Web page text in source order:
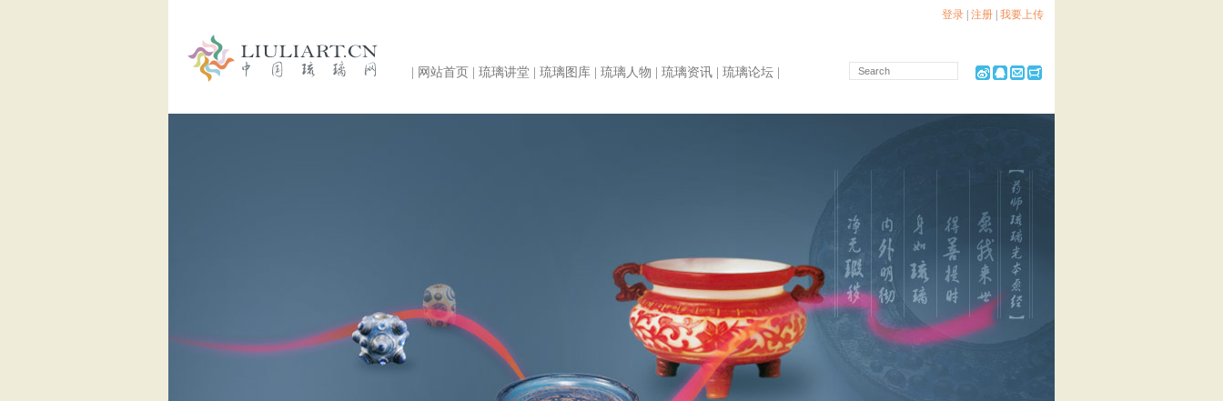
登录 注册 我要上传
网站首页 琉璃讲堂 琉璃图库 琉璃人物 琉璃资讯 琉璃论坛